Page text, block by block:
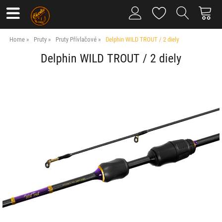
Home Pruty Pruty Přívlačové Delphin WILD TROUT / 2 diely
Delphin WILD TROUT / 2 diely